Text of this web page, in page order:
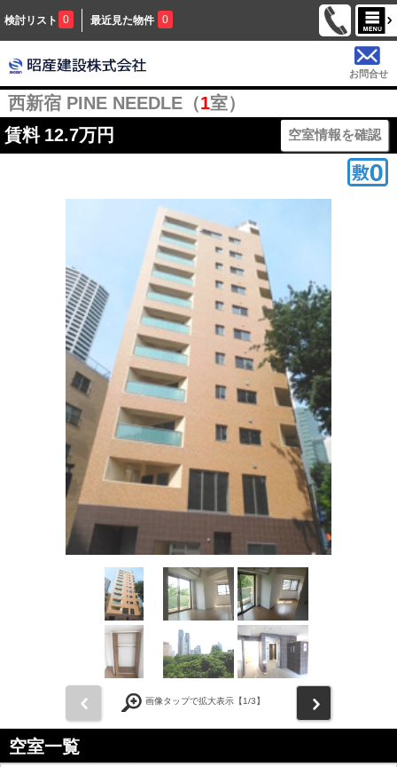
検討リスト 0 最近見た物件 0
お問合せ
西新宿 PINE NEEDLE（1室）
賃料 12.7万円 空室情報を確認
画像タップで拡大表示【1/3】
空室一覧